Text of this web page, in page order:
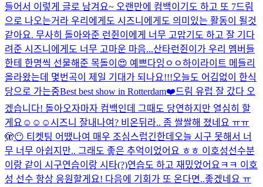
들어서 이렇게 글로 남겨요~ 오랜만에 컴백이기도 하고 또 7드림
으로 나오는거라 우리에게도 시즈니에게도 의미있는 활동이 될것
같아요. 무사히 돌아와준 런쥔이에게 너무 고맙기도 하고 잘 기다
려준 시즈니에게도 너무 고마운 마음...산타런쥔이가 우리 멤버들
한테 한명씩 선물해준 목돌이😍 예쁘다잉ㅇㅇ하이라이트 메들리
올라왔는데 몇번곡이 제일 기대가 되나요!!!오늘도 어김없이 한식
당으로 가는중Best best show in Rotterdam❤️드림 유럽 잘 갔다 오
겠습니다! 돌아오자마자 컴백인데 그때도 당연하지만 열심히 할
게요☺️☺️☺️ 시즈니 잘내나여? 비온뒤라.. 좀 쌀쌀해 졌네요 ㅠㅠ
🫣😶 티켓팅 어땠나여 매우 조심스럽긴한데 오늘 시구 못해서 너
무 너무 아쉽지만.. 그래도 좋은 추억이었어요 ㅎㅎ 이호성선수분
이랑 같이 시구연습이랑 시타(?)연습도 하고 재밌었어요ㅋㅋ 이호
성 선수 항상 응원할게요! 다음에 기회가 또 온다면..좋겠네요 ㅠ